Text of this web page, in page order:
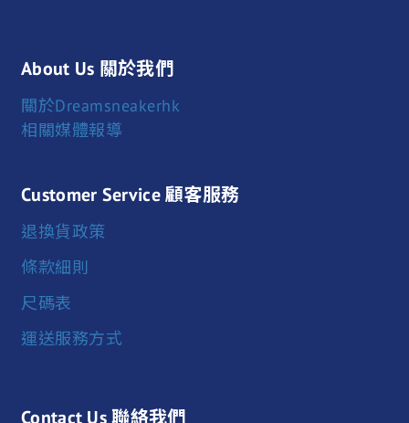
About Us 關於我們
關於Dreamsneakerhk
相關媒體報導
Customer Service 顧客服務
退換貨政策
條款細則
尺碼表
運送服務方式
Contact Us 聯絡我們